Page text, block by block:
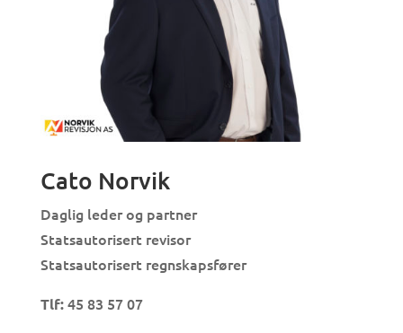
Cato Norvik
Daglig leder og partner
Statsautorisert revisor
Statsautorisert regnskapsfører
Tlf:45 83 57 07